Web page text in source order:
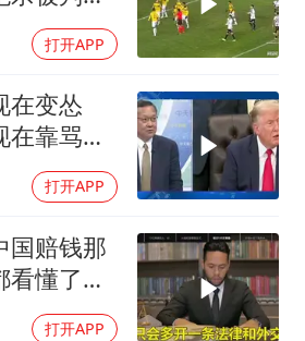
外交部发言人就广岛核爆81周年等答记者问
奋进开新局 实干挑大梁
打开APP
在变怂
靠骂人
打开APP
国赔钱那
懂了：
打开APP